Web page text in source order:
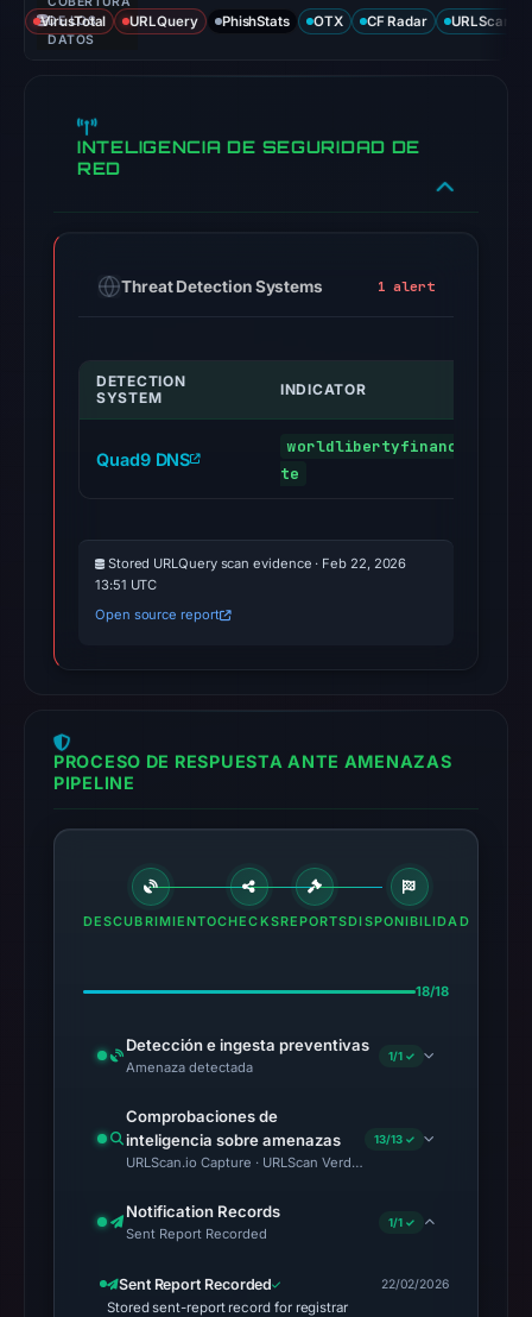
DE LOS
DATOS
VirusTotal URLQuery PhishStats OTX CF Radar URLScan
INTELIGENCIA DE SEGURIDAD DE
RED
Threat Detection Systems 1 alert
DETECTION
SYSTEM
INDICATOR
Quad9 DNS
te
Stored URLQuery scan evidence · Feb 22, 2026
13:51 UTC
Open source report
PROCESO DE RESPUESTA ANTE AMENAZAS
PIPELINE
DESCUBRIMIENTOCHECKSREPORTSDISPONIBILIDAD
18/18
Detección e ingesta preventivas
Amenaza detectada
1/1 ✓
Comprobaciones de
inteligencia sobre amenazas
URLScan.io Capture · URLScan Verdict · Cloudflare Radar
13/13 ✓
Notification Records
Sent Report Recorded
1/1 ✓
Sent Report Recorded
Stored sent-report record for registrar
22/02/2026